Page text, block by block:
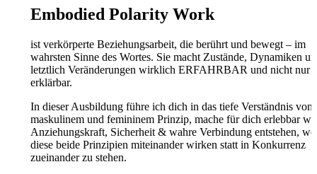
Embodied Polarity Work
ist verkörperte Beziehungsarbeit, die berührt und bewegt – im
wahrsten Sinne des Wortes. Sie macht Zustände, Dynamiken
letztlich Veränderungen wirklich ERFAHRBAR und nicht nur
erklärbar.
In dieser Ausbildung führe ich dich in das tiefe Verständnis von
maskulinem und femininem Prinzip, mache für dich erlebbar
Anziehungskraft, Sicherheit & wahre Verbindung entstehen,
diese beide Prinzipien miteinander wirken statt in Konkurrenz
zueinander zu stehen.